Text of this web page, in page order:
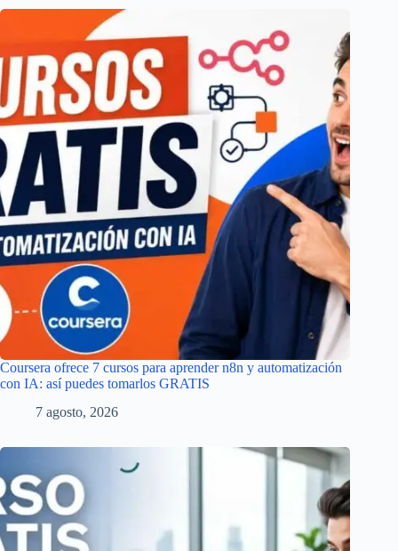
Coursera ofrece 7 cursos para aprender n8n y automatización
con IA: así puedes tomarlos GRATIS
7 agosto, 2026